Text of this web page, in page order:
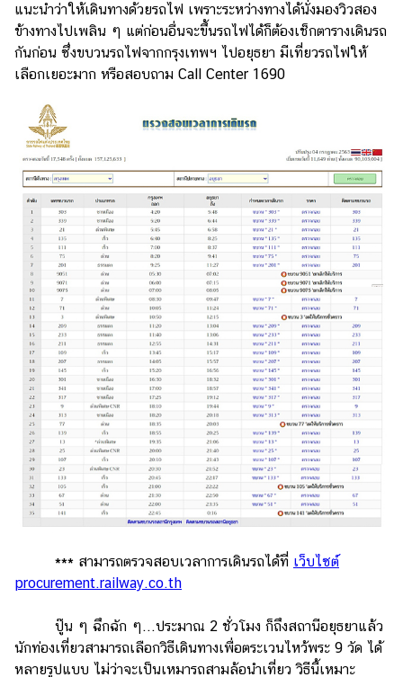
สูตร
อาหาร
ง่ายๆ
ช้อป
ปิ้ง
รถยนต์
บ้าน
และ
การ
ตกแต่ง
มือ
ถือ
ราคา
ทอง
ราคา
น้ำมัน
วา
ไร
ตี้
แต่งงาน
แม่
สัตว์
แนะนำว่าให้เดินทางด้วยรถไฟ เพราะระหว่างทางได้นั่งมองวิวสอง
ข้างทางไปเพลิน ๆ แต่ก่อนอื่นจะขึ้นรถไฟได้ก็ต้องเช็กตารางเดินรถ
กันก่อน ซึ่งขบวนรถไฟจากกรุงเทพฯ ไปอยุธยา มีเที่ยวรถไฟให้
เลือกเยอะมาก หรือสอบถาม Call Center 1690
*** สามารถตรวจสอบเวลาการเดินรถได้ที่ เว็บไซต์
procurement.railway.co.th
ปู๊น ๆ ฉึกฉัก ๆ...ประมาณ 2 ชั่วโมง ก็ถึงสถานีอยุธยาแล้ว
นักท่องเที่ยวสามารถเลือกวิธีเดินทางเพื่อตระเวนไหว้พระ 9 วัด ได้
หลายรูปแบบ ไม่ว่าจะเป็นเหมารถสามล้อนำเที่ยว วิธีนี้เหมาะ